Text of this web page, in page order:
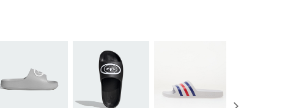
５．嚴禁一人註冊多個帳號或使用他人資訊註冊。若發現惡意使用之情
形，恩沛科技股份有限公司將有權停止該用戶之使用額度並採取法律行
動。